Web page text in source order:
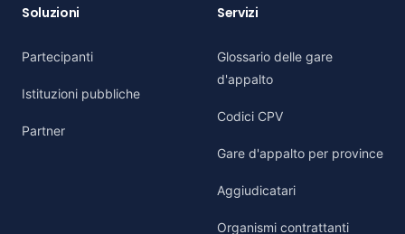
Soluzioni
Partecipanti
Istituzioni pubbliche
Partner
Servizi
Glossario delle gare
d'appalto
Codici CPV
Gare d'appalto per province
Aggiudicatari
Organismi contrattanti